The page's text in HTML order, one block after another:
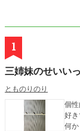
1
三姉妹のせいい
とものりのり
個
好
何か